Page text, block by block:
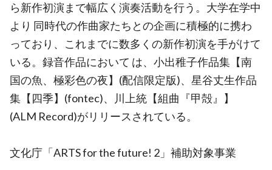
ら新作初演まで幅広く演奏活動を行う。大学在学中
より 同時代の作曲家たちとの企画に積極的に携わ
っており、これまでに数多くの新作初演を手がけて
いる。録音作品において は、小出稚子作品集【南
国の魚、極彩色の夜】(配信限定版)、星谷丈生作品
集【四季】(fontec)、川上統【組曲『甲殻』】
(ALM Record)がリリースされている。
文化庁「ARTS for the future! 2」補助対象事業